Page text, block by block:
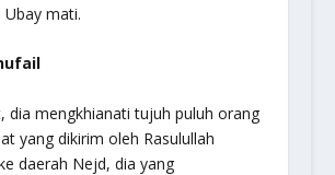
mati.
dia mengkhianati tujuh puluh orang
yang dikirim oleh Rasulullah
daerah Nejd, dia yang